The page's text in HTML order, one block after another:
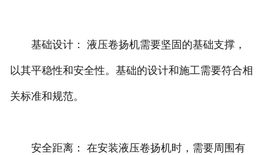
基础设计： 液压卷扬机需要坚固的基础支撑，
以其平稳性和安全性。基础的设计和施工需要符合相
关标准和规范。
安全距离： 在安装液压卷扬机时，需要周围有